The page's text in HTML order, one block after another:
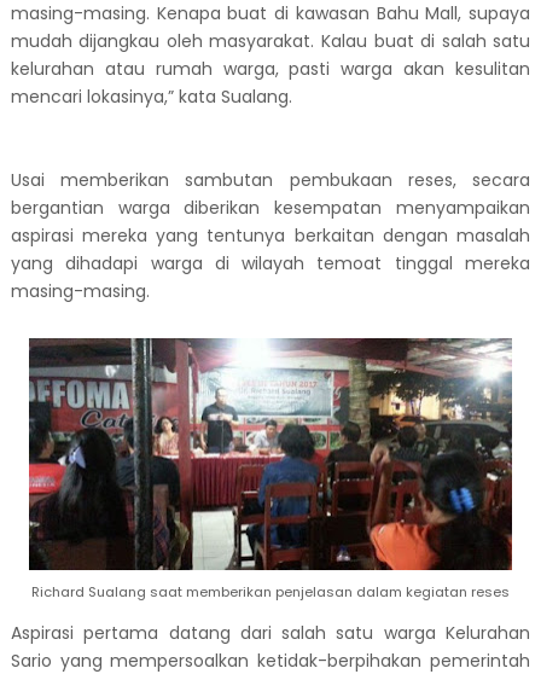
masing-masing. Kenapa buat di kawasan Bahu Mall, supaya
mudah dijangkau oleh masyarakat. Kalau buat di salah satu
kelurahan atau rumah warga, pasti warga akan kesulitan
mencari lokasinya,” kata Sualang.
Usai memberikan sambutan pembukaan reses, secara
bergantian warga diberikan kesempatan menyampaikan
aspirasi mereka yang tentunya berkaitan dengan masalah
yang dihadapi warga di wilayah temoat tinggal mereka
masing-masing.
Richard Sualang saat memberikan penjelasan dalam kegiatan reses
Aspirasi pertama datang dari salah satu warga Kelurahan
Sario yang mempersoalkan ketidak-berpihakan pemerintah